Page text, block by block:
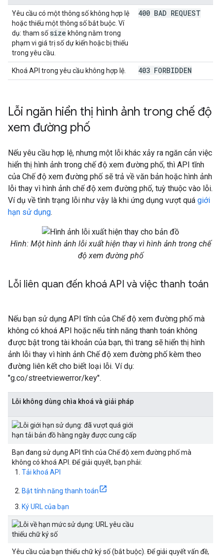
Yêu cầu có một thông số không hợp lệ
hoặc thiếu một thông số bắt buộc. Ví
dụ: tham số size không nằm trong
phạm vi giá trị số dự kiến hoặc bị thiếu
trong yêu cầu.
400 BAD REQUEST
Khoá API trong yêu cầu không hợp lệ. 403 FORBIDDEN
Lỗi ngăn hiển thị hình ảnh trong chế độ
xem đường phố
Nếu yêu cầu hợp lệ, nhưng một lỗi khác xảy ra ngăn cản việc
hiển thị hình ảnh trong chế độ xem đường phố, thì API tĩnh
của Chế độ xem đường phố sẽ trả về văn bản hoặc hình ảnh
lỗi thay vì hình ảnh chế độ xem đường phố, tuỳ thuộc vào lỗi.
Ví dụ về tình trạng lỗi như vậy là khi ứng dụng vượt quá giới
hạn sử dụng.
Hình: Một hình ảnh lỗi xuất hiện thay vì hình ảnh trong chế
độ xem đường phố
Lỗi liên quan đến khoá API và việc thanh toán
Nếu bạn sử dụng API tĩnh của Chế độ xem đường phố mà
không có khoá API hoặc nếu tính năng thanh toán không
được bật trong tài khoản của bạn, thì trang sẽ hiển thị hình
ảnh lỗi thay vì hình ảnh Chế độ xem đường phố kèm theo
đường liên kết cho biết loại lỗi. Ví dụ:
"g.co/streetviewerror/key".
Lỗi không dùng chìa khoá và giải pháp
Bạn đang sử dụng API tĩnh của Chế độ xem đường phố mà
không có khoá API. Để giải quyết, bạn phải:
Tải khoá API
Bật tính năng thanh toán
Ký URL của bạn
Yêu cầu của bạn thiếu chữ ký số (bắt buộc). Để giải quyết vấn đề,